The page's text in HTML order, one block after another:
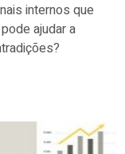
internos que
ajudar a